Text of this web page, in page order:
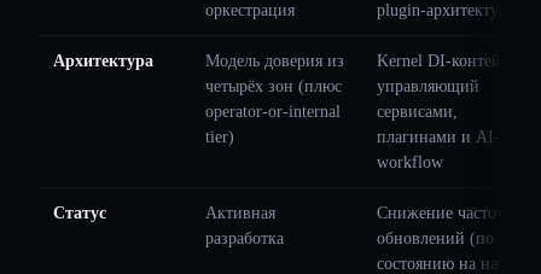
оркестрация
plugin-архитектурой
Архитектура
Модель доверия из
четырёх зон (плюс
operator-or-internal
tier)
Kernel DI-контейнер,
управляющий
сервисами,
плагинами и AI-
workflow
Статус
Активная
разработка
Снижение частоты
обновлений (по
состоянию на начало